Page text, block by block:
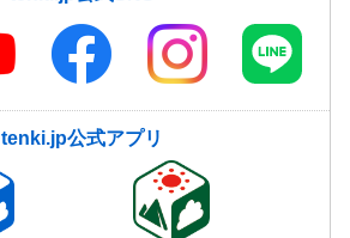
tenki.jp公式アプリ